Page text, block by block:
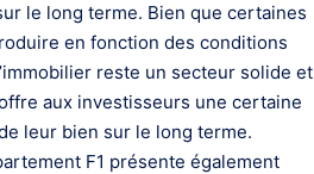
le long terme. Bien que certaines
en fonction des conditions
reste un secteur solide et
aux investisseurs une certaine
leur bien sur le long terme.
F1 présente également